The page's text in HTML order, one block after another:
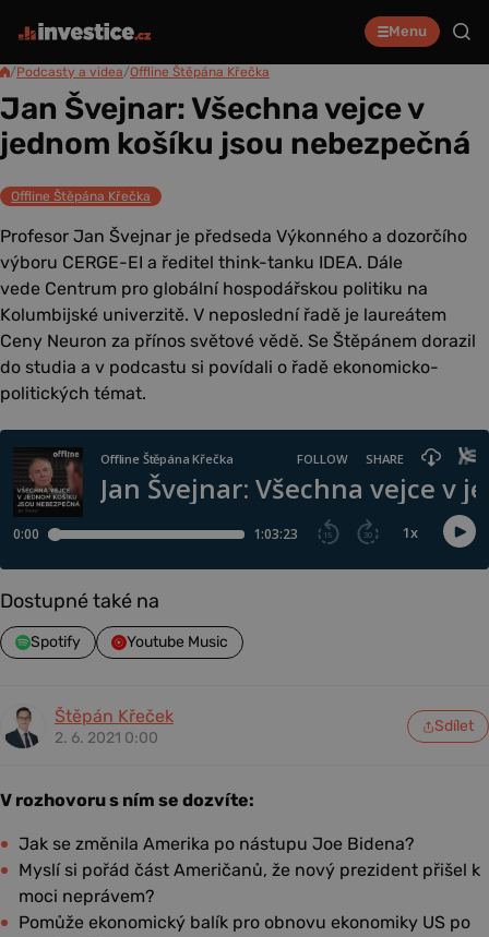
Menu
/Podcasty a videa/Offline Štěpána Křečka
Jan Švejnar: Všechna vejce v
jednom košíku jsou nebezpečná
Offline Štěpána Křečka
Profesor Jan Švejnar je předseda Výkonného a dozorčího
výboru CERGE-EI a ředitel think-tanku IDEA. Dále
vede Centrum pro globální hospodářskou politiku na
Kolumbijské univerzitě. V neposlední řadě je laureátem
Ceny Neuron za přínos světové vědě. Se Štěpánem dorazil
do studia a v podcastu si povídali o řadě ekonomicko-
politických témat.
Dostupné také na
Spotify Youtube Music
Štěpán Křeček
2. 6. 2021 0:00
Sdílet
V rozhovoru s ním se dozvíte:
Jak se změnila Amerika po nástupu Joe Bidena?
Myslí si pořád část Američanů, že nový prezident přišel k
moci neprávem?
Pomůže ekonomický balík pro obnovu ekonomiky US po